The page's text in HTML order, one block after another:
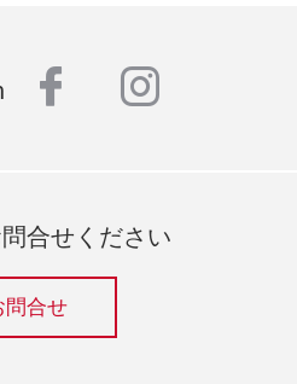
facebook
合せください
問合せ